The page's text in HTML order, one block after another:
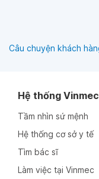
Câu chuyện khách
Hệ thống Vinmec
Tầm nhìn sứ mệnh
Hệ thống cơ sở y tế
Tìm bác sĩ
Làm việc tại Vinmec